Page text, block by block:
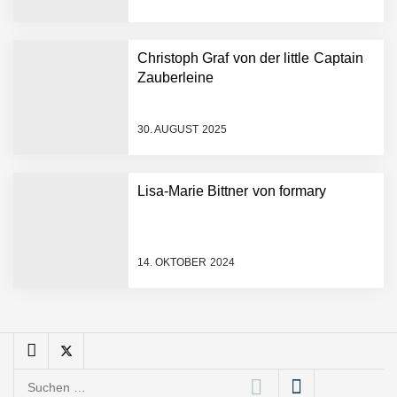
Christoph Graf von der little Captain
Zauberleine
30. AUGUST 2025
Lisa-Marie Bittner von formary
14. OKTOBER 2024
Entwicklungsprozesse
Pyck im Employer Portrait
Software – flexibel, offen,
Suchen